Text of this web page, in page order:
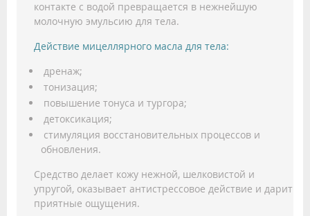
контакте с водой превращается в нежнейшую
молочную эмульсию для тела.
Действие мицеллярного масла для тела:
дренаж;
тонизация;
повышение тонуса и тургора;
детоксикация;
стимуляция восстановительных процессов и
обновления.
Средство делает кожу нежной, шелковистой и
упругой, оказывает антистрессовое действие и дарит
приятные ощущения.